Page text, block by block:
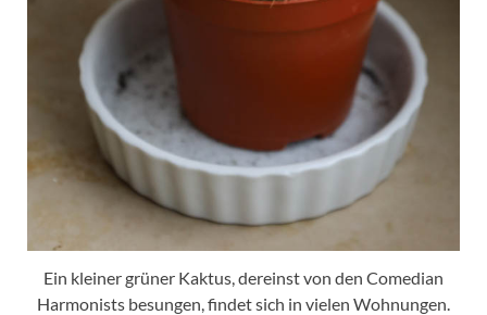
Ein kleiner grüner Kaktus, dereinst von den Comedian
Harmonists besungen, findet sich in vielen Wohnungen.